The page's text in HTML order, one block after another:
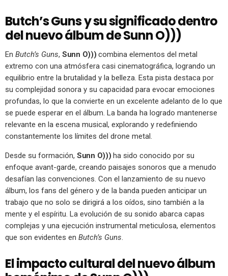
Butch’s Guns y su significado dentro
del nuevo álbum de Sunn O)))
En Butch’s Guns, Sunn O))) combina elementos del metal
extremo con una atmósfera casi cinematográfica, logrando un
equilibrio entre la brutalidad y la belleza. Esta pista destaca por
su complejidad sonora y su capacidad para evocar emociones
profundas, lo que la convierte en un excelente adelanto de lo que
se puede esperar en el álbum. La banda ha logrado mantenerse
relevante en la escena musical, explorando y redefiniendo
constantemente los límites del drone metal.
Desde su formación, Sunn O))) ha sido conocido por su
enfoque avant-garde, creando paisajes sonoros que a menudo
desafían las convenciones. Con el lanzamiento de su nuevo
álbum, los fans del género y de la banda pueden anticipar un
trabajo que no solo se dirigirá a los oídos, sino también a la
mente y el espíritu. La evolución de su sonido abarca capas
complejas y una ejecución instrumental meticulosa, elementos
que son evidentes en Butch’s Guns.
El impacto cultural del nuevo álbum